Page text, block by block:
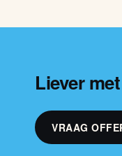
Liever
VRAAG